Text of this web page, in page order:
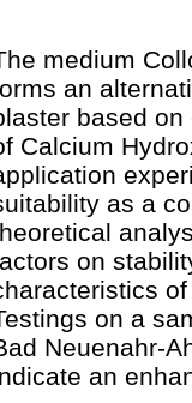
medium
an
based
Calcium
as a
on
on a
Neuenahr-
an